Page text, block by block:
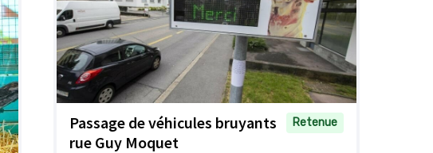
Passage de véhicules bruyants
rue Guy Moquet
Retenue